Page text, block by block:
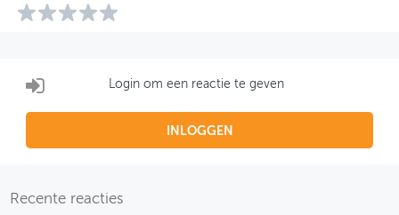
Login om een reactie te geven
INLOGGEN
Recente reacties